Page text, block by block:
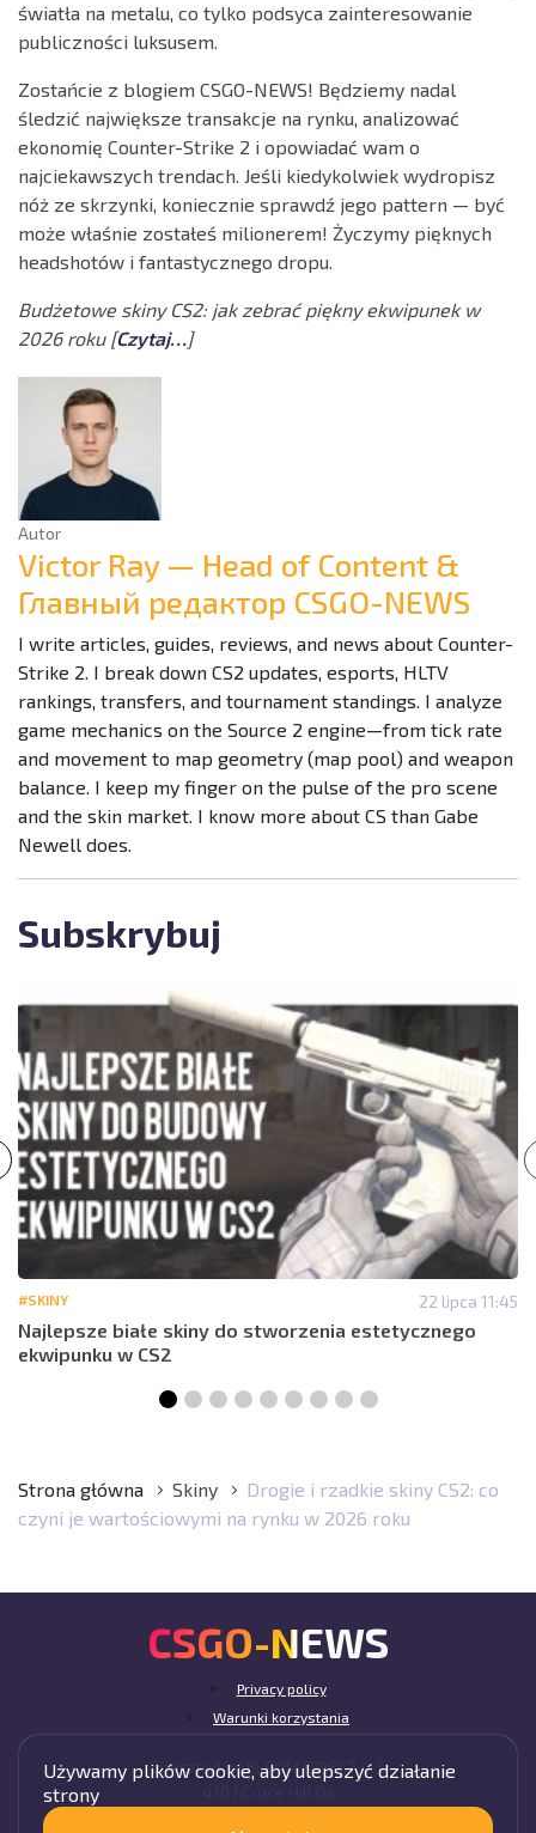
światła na metalu, co tylko podsyca zainteresowanie
publiczności luksusem.
Zostańcie z blogiem CSGO-NEWS! Będziemy nadal
śledzić największe transakcje na rynku, analizować
ekonomię Counter-Strike 2 i opowiadać wam o
najciekawszych trendach. Jeśli kiedykolwiek wydropisz
nóż ze skrzynki, koniecznie sprawdź jego pattern — być
może właśnie zostałeś milionerem! Życzymy pięknych
headshotów i fantastycznego dropu.
Budżetowe skiny CS2: jak zebrać piękny ekwipunek w
2026 roku [Czytaj…]
Autor
Victor Ray — Head of Content &
Главный редактор CSGO-NEWS
I write articles, guides, reviews, and news about Counter-
Strike 2. I break down CS2 updates, esports, HLTV
rankings, transfers, and tournament standings. I analyze
game mechanics on the Source 2 engine—from tick rate
and movement to map geometry (map pool) and weapon
balance. I keep my finger on the pulse of the pro scene
and the skin market. I know more about CS than Gabe
Newell does.
Subskrybuj
#SKINY 22 lipca 11:45
Najlepsze białe skiny do stworzenia estetycznego
ekwipunku w CS2
Strona główna Skiny
Drogie i rzadkie skiny CS2: co
czyni je wartościowymi na rynku w 2026 roku
CSGO-NEWS
Privacy policy
Warunki korzystania
Operated by BLOOM DIRECT LLC
Używamy plików cookie, aby ulepszyć działanie
strony